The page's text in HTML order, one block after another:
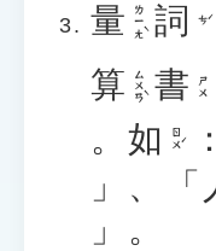
量 ㄌㄧㄤˋ 詞 ㄘˊ
算 ㄙㄨㄢˋ 書 ㄕㄨ
。 如 ㄖㄨˊ
」、「
」。